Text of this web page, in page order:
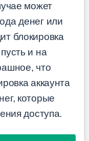
может
денег или
блокировка
и на
что
аккаунта
которые
доступа.